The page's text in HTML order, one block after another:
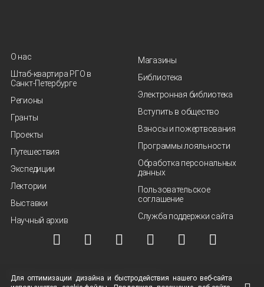
О нас
Штаб-квартира РГО в
Санкт‑Петербурге
Регионы
Гранты
Проекты
Путешествия
Экспедиции
Лектории
Выставки
Научный архив
Магазины
Библиотека
Электронная библиотека
Вступить в общество
Взносы и пожертвования
Программы лояльности
Обработка персональных
данных
Пользовательское
соглашение
Служба поддержки сайта
© ВОО "Русское географическое общество", 2013-2026 г.
Для оптимизации дизайна и быстродействия нашего веб-сайта